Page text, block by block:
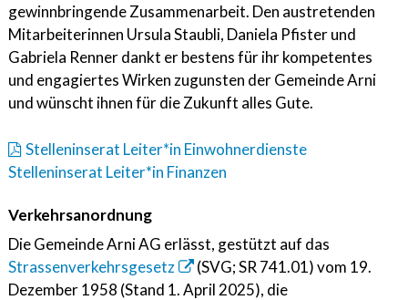
gewinnbringende Zusammenarbeit. Den austretenden
Mitarbeiterinnen Ursula Staubli, Daniela Pfister und
Gabriela Renner dankt er bestens für ihr kompetentes
und engagiertes Wirken zugunsten der Gemeinde Arni
und wünscht ihnen für die Zukunft alles Gute.
Stelleninserat Leiter*in Einwohnerdienste
Stelleninserat Leiter*in Finanzen
Verkehrsanordnung
Die Gemeinde Arni AG erlässt, gestützt auf das
Strassenverkehrsgesetz
(SVG; SR 741.01) vom 19.
Dezember 1958 (Stand 1. April 2025), die